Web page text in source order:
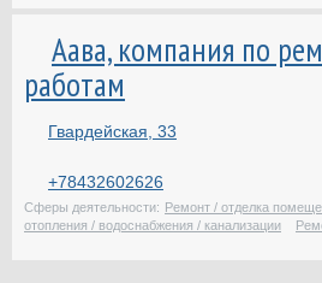
Аава, компания по
работам
Гвардейская, 33
+78432602626
Сферы деятельности: Ремонт / отделка
отопления / водоснабжения / канализации